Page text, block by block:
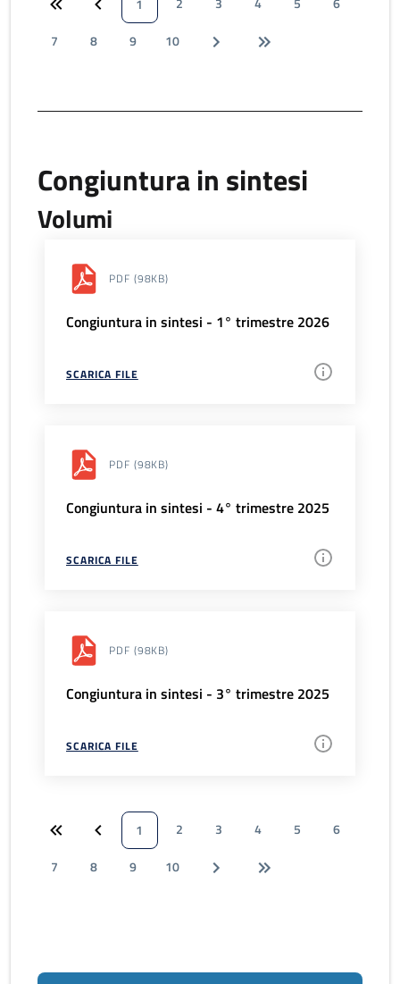
1
7
8 9 10
Congiuntura in sintesi
Volumi
PDF (98KB)
Congiuntura in sintesi - 1° trimestre 2026
SCARICA FILE
PDF (98KB)
Congiuntura in sintesi - 4° trimestre 2025
SCARICA FILE
PDF (98KB)
Congiuntura in sintesi - 3° trimestre 2025
SCARICA FILE
1 2 3 4 5
6
7
8 9 10